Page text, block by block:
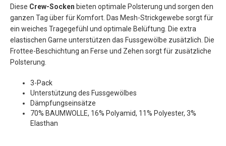
Diese Crew-Socken bieten optimale Polsterung und sorgen den
ganzen Tag über für Komfort. Das Mesh-Strickgewebe sorgt für
ein weiches Tragegefühl und optimale Belüftung. Die extra
elastischen Garne unterstützen das Fussgewölbe zusätzlich. Die
Frottee-Beschichtung an Ferse und Zehen sorgt für zusätzliche
Polsterung.
3-Pack
Unterstützung des Fussgewölbes
Dämpfungseinsätze
70% BAUMWOLLE, 16% Polyamid, 11% Polyester, 3%
Elasthan